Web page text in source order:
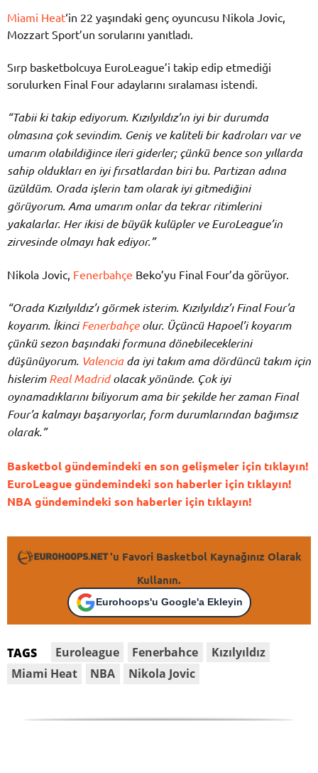
Miami Heat‘in 22 yaşındaki genç oyuncusu Nikola Jovic,
Mozzart Sport’un sorularını yanıtladı.
Sırp basketbolcuya EuroLeague’i takip edip etmediği
sorulurken Final Four adaylarını sıralaması istendi.
“Tabii ki takip ediyorum. Kızılyıldız’ın iyi bir durumda
olmasına çok sevindim. Geniş ve kaliteli bir kadroları var ve
umarım olabildiğince ileri giderler; çünkü bence son yıllarda
sahip oldukları en iyi fırsatlardan biri bu. Partizan adına
üzüldüm. Orada işlerin tam olarak iyi gitmediğini
görüyorum. Ama umarım onlar da tekrar ritimlerini
yakalarlar. Her ikisi de büyük kulüpler ve EuroLeague’in
zirvesinde olmayı hak ediyor.”
Nikola Jovic, Fenerbahçe Beko’yu Final Four’da görüyor.
“Orada Kızılyıldız’ı görmek isterim. Kızılyıldız’ı Final Four’a
koyarım. İkinciFenerbahçeolur. Üçüncü Hapoel’i koyarım
çünkü sezon başındaki formuna dönebileceklerini
düşünüyorum. Valenciada iyi takım ama dördüncü takım için
hislerimReal Madridolacak yönünde. Çok iyi
oynamadıklarını biliyorum ama bir şekilde her zaman Final
Four’a kalmayı başarıyorlar, form durumlarından bağımsız
olarak.”
Basketbol gündemindeki en son gelişmeler için tıklayın!
EuroLeague gündemindeki son haberler için tıklayın!
NBA gündemindeki son haberler için tıklayın!
'u Favori Basketbol Kaynağınız Olarak
Kullanın.
Eurohoops'u Google'a Ekleyin
TAGS Euroleague Fenerbahce
Kızılyıldız
Miami Heat
NBA Nikola Jovic